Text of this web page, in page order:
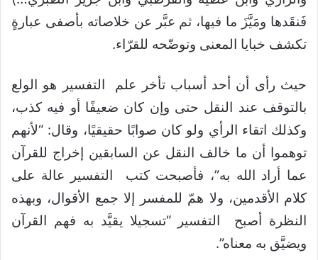
فَنقَدها ومَيَّزَ ما فيها، ثم عبَّر عن خلاصاته بأصفى عبارةٍ
تكشف خبايا المعنى وتوضّحه للقرّاء.
حيث رأى أن أحد أسباب تأخر علم التفسير هو الولع
بالتوقف عند النقل حتى وإن كان ضعيفًا أو فيه كذب،
وكذلك اتقاء الرأي ولو كان صوابًا حقيقيًا، وقال: “لأنهم
توهموا أن ما خالف النقل عن السابقين إخراج للقرآن
عما أراد الله به”، فأصبحت كتب التفسير عالة على
كلام الأقدمين، ولا همّ للمفسر إلا جمع الأقوال، وبهذه
النظرة أصبح التفسير “تسجيلا يقيَّد به فهم القرآن
ويضيَّق به معناه”.